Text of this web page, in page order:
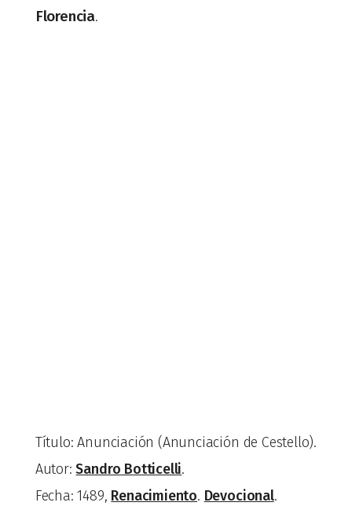
Florencia.
Título: Anunciación (Anunciación de Cestello).
Autor:Sandro Botticelli.
Fecha: 1489, Renacimiento. Devocional.